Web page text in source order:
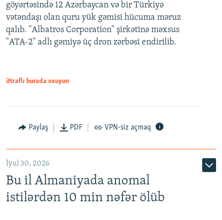
göyərtəsində 12 Azərbaycan və bir Türkiyə
vətəndaşı olan quru yük gəmisi hücuma məruz
qalıb. "Albatros Corporation" şirkətinə məxsus
"ATA-2" adlı gəmiyə üç dron zərbəsi endirilib.
Ətraflı burada oxuyun
Paylaş PDF VPN-siz açmaq
İyul 30, 2026
Bu il Almaniyada anomal
istilərdən 10 min nəfər ölüb